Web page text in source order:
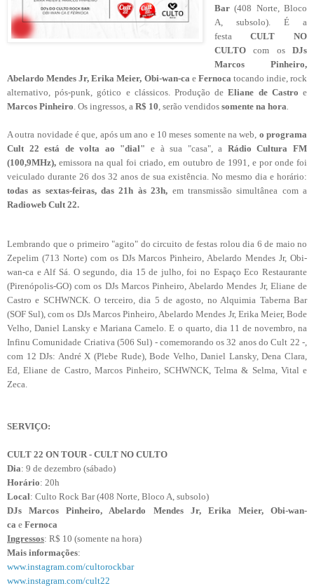
Bar(408 Norte, Bloco
A, subsolo). É a
festaCULT NO
CULTOcom os DJs
Marcos Pinheiro,
Abelardo Mendes Jr, Erika Meier, Obi-wan-ca e Fernoca tocando indie, rock
alternativo, pós-punk, gótico e clássicos. Produção deEliane de Castro e
Marcos Pinheiro . Os ingressos, a R$ 10 , serão vendidos somente na hora
A outra novidade é que, após um ano e 10 meses somente na web, o programa
Cult 22 está de volta ao "dial" e à sua "casa", a Rádio Cultura FM
(100,9MHz),emissora na qual foi criado, em outubro de 1991, e por onde foi
veiculado durante 26 dos 32 anos de sua existência. No mesmo dia e horário:
todas as sextas-feiras, das 21h às 23h, em transmissão simultânea com a
Radioweb Cult 22.
Lembrando que o primeiro "agito" do circuito de festas rolou dia 6 de maio no
Zepelim (713 Norte) com os DJs Marcos Pinheiro, Abelardo Mendes Jr, Obi-
wan-ca e Alf Sá. O segundo, dia 15 de julho, foi no Espaço Eco Restaurante
(Pirenópolis-GO) com os DJs Marcos Pinheiro, Abelardo Mendes Jr, Eliane de
Castro e SCHWNCK. O terceiro, dia 5 de agosto, no Alquimia Taberna Bar
(SOF Sul), com os DJs Marcos Pinheiro, Abelardo Mendes Jr, Erika Meier, Bode
Velho, Daniel Lansky e Mariana Camelo. E o quarto, dia 11 de novembro, na
Infinu Comunidade Criativa (506 Sul) - comemorando os 32 anos do Cult 22 -,
com 12 DJs: André X (Plebe Rude), Bode Velho, Daniel Lansky, Dena Clara,
Ed, Eliane de Castro, Marcos Pinheiro, SCHWNCK, Telma & Selma, Vital e
Zeca.
SERVIÇO:
CULT 22 ON TOUR - CULT NO CULTO
Dia: 9 de dezembro (sábado)
Horário: 20h
Local: Culto Rock Bar (408 Norte, Bloco A, subsolo)
DJsMarcos Pinheiro, Abelardo Mendes Jr, Erika Meier, Obi-wan-
ca e Fernoca
Ingressos: R$ 10 (somente na hora)
Mais informações:
www.instagram.com/cultorockbar
www.instagram.com/cult22